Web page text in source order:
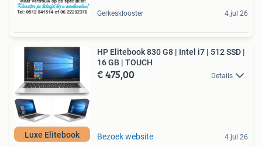
Gerkesklooster 4 jul 26
Luxe Elitebook
HP Elitebook 830 G8 | Intel i7 | 512 SSD |
16 GB | TOUCH
€ 475,00 Details
Bezoek website 4 jul 26